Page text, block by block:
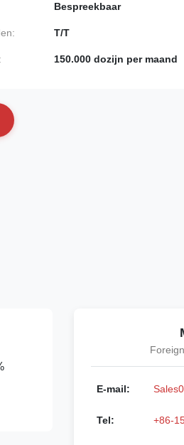
Bespreekbaar
T/T
150.000 dozijn per maand
E-mail:
Tel: +86-